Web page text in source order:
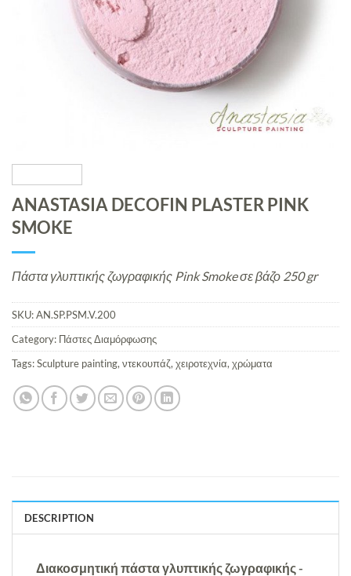
ANASTASIA DECOFIN PLASTER PINK
SMOKE
Πάστα γλυπτικής ζωγραφικής Pink Smoke σε βάζο 250 gr
SKU:AN.SP.PSM.V.200
Category: Πάστες Διαμόρφωσης
Tags:Sculpture painting, ντεκουπάζ, χειροτεχνία, χρώματα
DESCRIPTION
Διακοσμητική πάστα γλυπτικής ζωγραφικής -